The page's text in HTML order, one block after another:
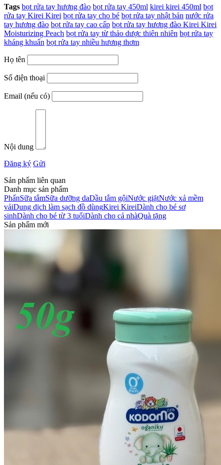
Tags bọt rửa tay hương đào bọt rửa tay 450ml kirei kirei 450ml bọt
rửa tay Kirei Kirei bọt rửa tay cho bé bọt rửa tay nhật bản nước rửa
tay hương đào bọt rửa tay cao cấp bọt rửa tay hương đào Kirei Kirei
Moisturizing Peach bọt rửa tay từ thảo dược thiên nhiên bọt rửa tay
kháng khuẩn bọt rửa tay nhiều hương thơm
Họ tên
Số điện thoại
Email (nếu có)
Nội dung
Đăng ký Gửi
Sản phẩm liên quan
Danh mục sản phẩm
PhấnSữa tắmSữa dưỡng daDầu tắm gộiNước giặtNước xả mềm
vảiDung dịch làm sạch đồ dùngKirei KireiDành cho bé sơ
sinhDành cho bé từ 3 tuổiDành cho cả nhàQuà tặng
Sản phẩm mới